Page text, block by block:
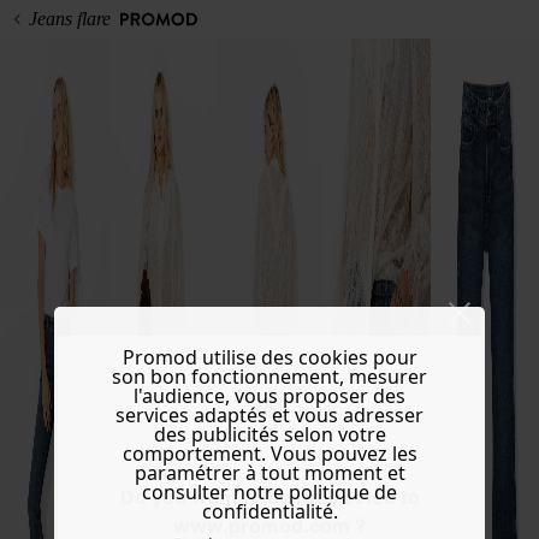
Do you want to be redirected to
www.promod.com ?
Jeans flare
Promod utilise des cookies pour
son bon fonctionnement, mesurer
l'audience, vous proposer des
services adaptés et vous adresser
des publicités selon votre
comportement. Vous pouvez les
paramétrer à tout moment et
consulter notre politique de
confidentialité.